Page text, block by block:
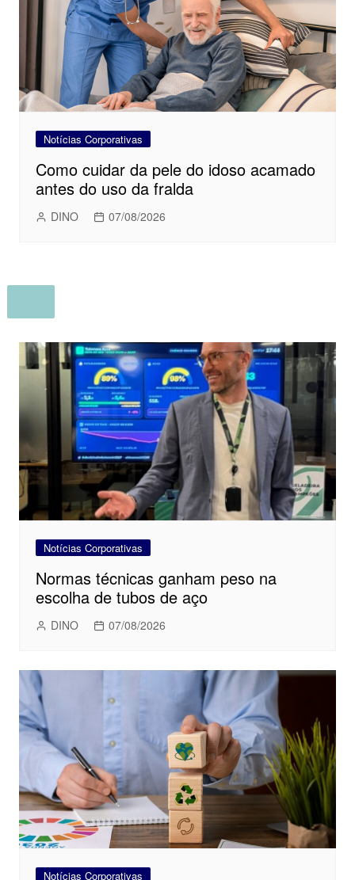
Notícias Corporativas
Como cuidar da pele do idoso acamado
antes do uso da fralda
DINO 07/08/2026
Notícias Corporativas
Normas técnicas ganham peso na
escolha de tubos de aço
DINO 07/08/2026
Notícias Corporativas